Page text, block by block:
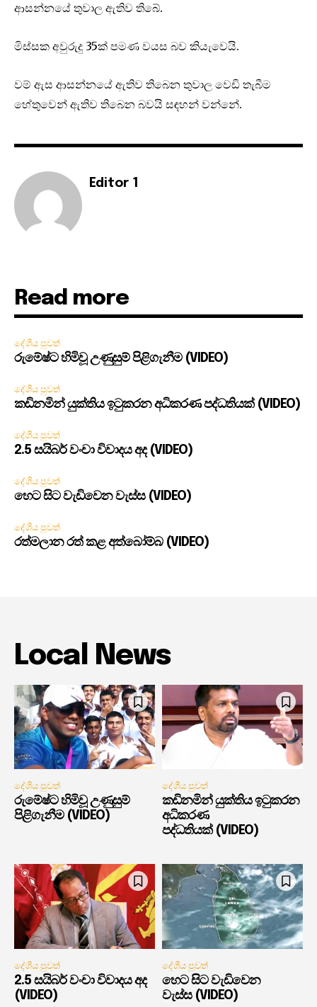
ආසන්නයේ තුවාල ඇතිව තිබේ.
මිස්සක අවුරුදු 35ක් පමණ වයස බව කියැවෙයි.
වම් ඇස ආසන්නයේ ඇතිව තිබෙන තුවාල වෙඩි තැබීම
හේතුවෙන් ඇතිව තිබෙන බවයි සඳහන් වන්නේ.
Editor 1
Read more
දේශීය පුවත්
රුමේෂ්ට හිමිවූ උණුසුම් පිළිගැනීම (VIDEO)
දේශීය පුවත්
කඩිනමින් යුක්තිය ඉටුකරන අධිකරණ පද්ධතියක් (VIDEO)
දේශීය පුවත්
2.5 සයිබර් වංචා විවාදය අද (VIDEO)
දේශීය පුවත්
හෙට සිට වැඩිවෙන වැස්ස (VIDEO)
දේශීය පුවත්
රත්මලාන රත් කළ අත්බෝම්බ (VIDEO)
Local News
දේශීය පුවත්
රුමේෂ්ට හිමිවූ උණුසුම්
පිළිගැනීම (VIDEO)
දේශීය පුවත්
කඩිනමින් යුක්තිය ඉටුකරන
අධිකරණ
පද්ධතියක් (VIDEO)
දේශීය පුවත්
2.5 සයිබර් වංචා විවාදය අද
(VIDEO)
දේශීය පුවත්
හෙට සිට වැඩිවෙන
වැස්ස (VIDEO)